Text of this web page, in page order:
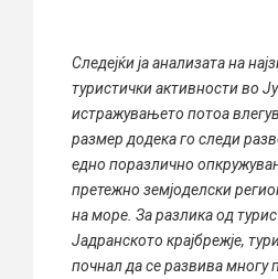
Следејќи ја анализата на
туристички активности во
истражувањето потоа
размер додека го следи
едно поразлично
претежно земјоделски
на море. За разлика од
Јадранското крајбрежје,
почнал да се развива многу